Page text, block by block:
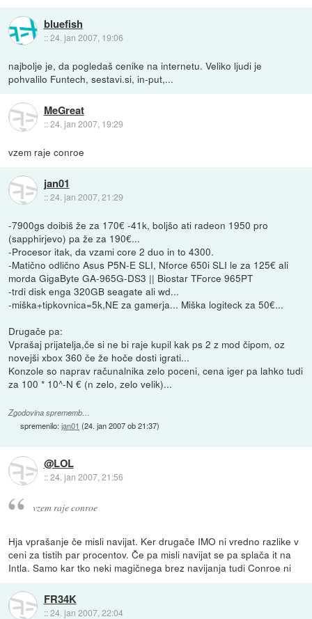
bluefish
::24. jan 2007, 19:06
najbolje je, da pogledaš cenike na internetu. Veliko ljudi je
pohvalilo Funtech, sestavi.si, in-put,...
MeGreat
::24. jan 2007, 19:29
vzem raje conroe
jan01
::24. jan 2007, 21:29
-7900gs doibiš že za 170€ -41k, boljšo ati radeon 1950 pro
(sapphirjevo) pa že za 190€...
-Procesor itak, da vzami core 2 duo in to 4300.
-Matično odlično Asus P5N-E SLI, Nforce 650i SLI le za 125€ ali
morda GigaByte GA-965G-DS3 || Biostar TForce 965PT
-trdi disk enga 320GB seagate ali wd...
-miška+tipkovnica=5k,NE za gamerja... Miška logiteck za 50€...
Drugače pa:
Vprašaj prijatelja,če si ne bi raje kupil kak ps 2 z mod čipom, oz
novejši xbox 360 če že hoče dosti igrati...
Konzole so naprav računalnika zelo poceni, cena iger pa lahko tudi
za 100 * 10^-N € (n zelo, zelo velik)...
Zgodovina sprememb…
spremenilo:jan01 (24. jan 2007 ob 21:37)
@LOL
::24. jan 2007, 21:56
vzem raje conroe
Hja vprašanje če misli navijat. Ker drugače IMO ni vredno razlike v
ceni za tistih par procentov. Če pa misli navijat se pa splača it na
Intla. Samo kar tko neki magičnega brez navijanja tudi Conroe ni
FR34K
::24. jan 2007, 22:04